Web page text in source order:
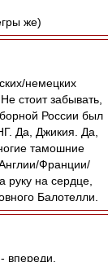
же)
немецких
стоит забывать,
России был
Да, Джикия. Да,
тамошние
Франции/
на сердце,
Балотелли.
впереди.